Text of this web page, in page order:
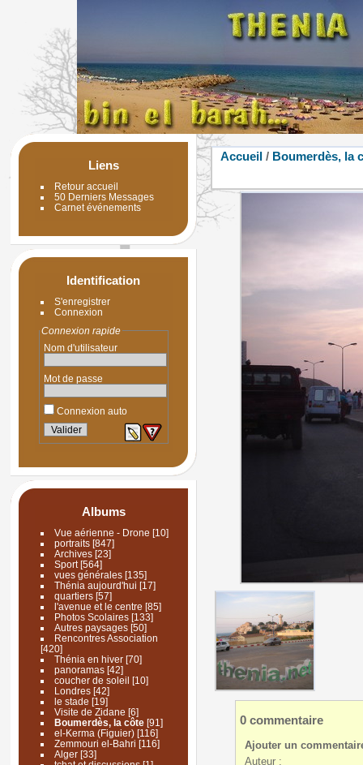
Liens
Retour accueil
50 Derniers Messages
Carnet événements
Identification
S'enregistrer
Connexion
Connexion rapide
Nom d'utilisateur
Mot de passe
Connexion auto
Albums
Vue aérienne - Drone [10]
portraits[847]
Archives [23]
Sport[564]
vues générales[135]
Thénia aujourd'hui [17]
quartiers[57]
l'avenue et le centre [85]
Photos Scolaires[133]
Autres paysages[50]
Rencontres Association
[420]
Thénia en hiver[70]
panoramas[42]
coucher de soleil [10]
Londres[42]
le stade [19]
Visite de Zidane [6]
Boumerdès, la côte[91]
el-Kerma (Figuier)[116]
Zemmouri el-Bahri [116]
Alger[33]
Accueil / Boumerdès, la
0 commentaire
Ajouter un
Auteur :